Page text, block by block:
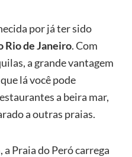
por já ter sido
Rio de Janeiro. Com
a grande vantagem
lá você pode
a beira mar,
a outras praias.
Praia do Peró carrega